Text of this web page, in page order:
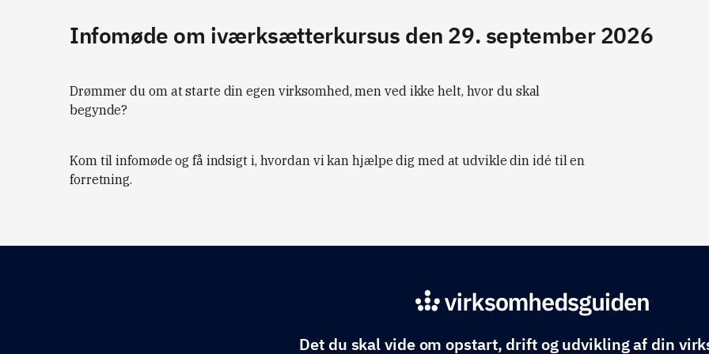
Infomøde om iværksætterkursus den 29. september 2026
Drømmer du om at starte din egen virksomhed, men ved ikke helt, hvor du skal
begynde?
Kom til infomøde og få indsigt i, hvordan vi kan hjælpe dig med at udvikle din idé til en
forretning.
Det du skal vide om opstart, drift og udvikling af din